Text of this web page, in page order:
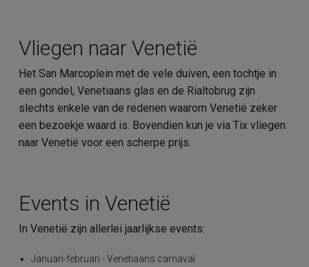
Vliegen naar Venetië
Het San Marcoplein met de vele duiven, een tochtje in
een gondel, Venetiaans glas en de Rialtobrug zijn
slechts enkele van de redenen waarom Venetië zeker
een bezoekje waard is. Bovendien kun je via Tix vliegen
naar Venetië voor een scherpe prijs.
Events in Venetië
In Venetië zijn allerlei jaarlijkse events:
Januari-februari - Venetiaans carnaval